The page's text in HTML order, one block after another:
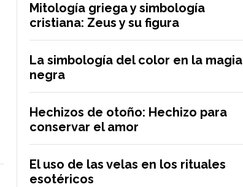
Mitología griega y simbología
cristiana: Zeus y su figura
La simbología del color en la magia
negra
Hechizos de otoño: Hechizo para
conservar el amor
El uso de las velas en los rituales
esotéricos